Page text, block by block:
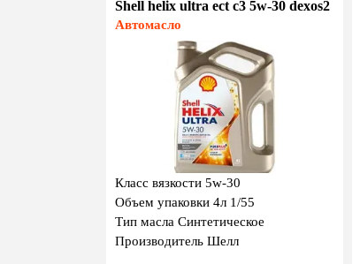
Shell helix ultra ect c3 5w-30 dexos2
Автомасло
Класс вязкости 5w-30
Объем упаковки 4л 1/55
Тип масла Синтетическое
Производитель Шелл